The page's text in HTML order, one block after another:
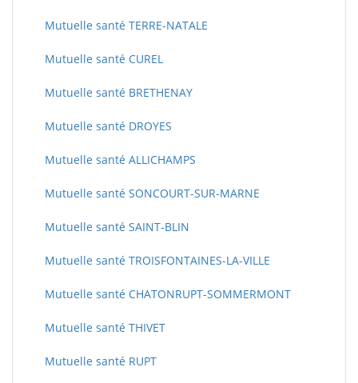
Mutuelle santé TERRE-NATALE
Mutuelle santé CUREL
Mutuelle santé BRETHENAY
Mutuelle santé DROYES
Mutuelle santé ALLICHAMPS
Mutuelle santé SONCOURT-SUR-MARNE
Mutuelle santé SAINT-BLIN
Mutuelle santé TROISFONTAINES-LA-VILLE
Mutuelle santé CHATONRUPT-SOMMERMONT
Mutuelle santé THIVET
Mutuelle santé RUPT